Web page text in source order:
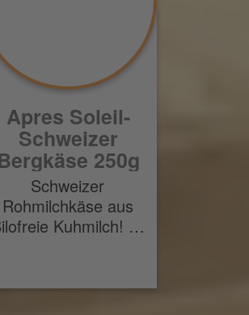
Apres Soleil-
Schweizer
250g
Schweizer
Rohmilchkäse aus
Kuhmilch! …